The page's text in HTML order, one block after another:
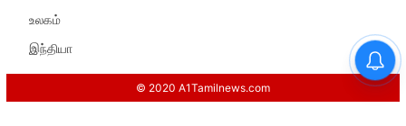
உலகம்
இந்தியா
© 2020 A1Tamilnews.com